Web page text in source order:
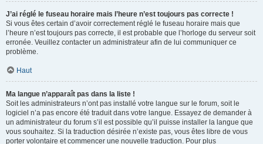
J’ai réglé le fuseau horaire mais l’heure n’est toujours pas correcte !
Si vous êtes certain d’avoir correctement réglé le fuseau horaire mais que
l’heure n’est toujours pas correcte, il est probable que l’horloge du serveur soit
erronée. Veuillez contacter un administrateur afin de lui communiquer ce
problème.
Haut
Ma langue n’apparaît pas dans la liste !
Soit les administrateurs n’ont pas installé votre langue sur le forum, soit le
logiciel n’a pas encore été traduit dans votre langue. Essayez de demander à
un administrateur du forum s’il est possible qu’il puisse installer la langue que
vous souhaitez. Si la traduction désirée n’existe pas, vous êtes libre de vous
porter volontaire et commencer une nouvelle traduction. Pour plus